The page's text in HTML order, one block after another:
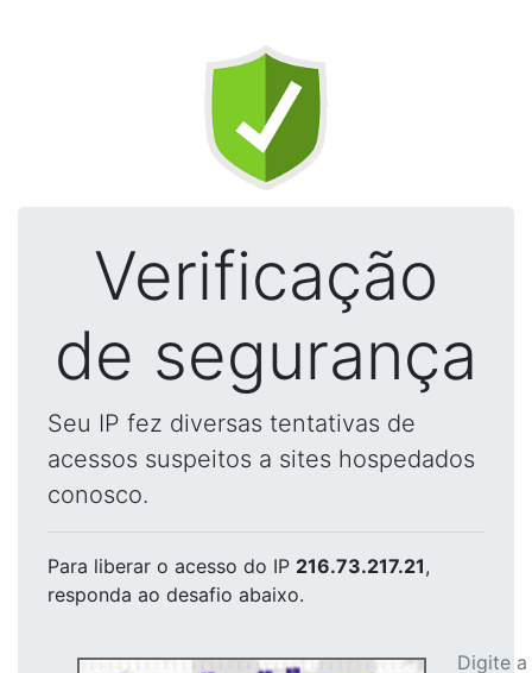
Verificação
de segurança
Seu IP fez diversas tentativas de
acessos suspeitos a sites hospedados
conosco.
Para liberar o acesso do IP 216.73.217.21,
responda ao desafio abaixo.
Digite